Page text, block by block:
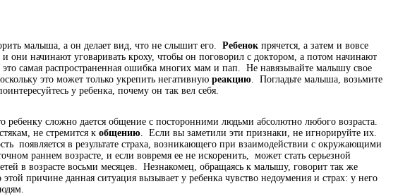
малыша, а он делает вид, что не слышит его. Ребенок прячется, а затем и вовсе
они начинают уговаривать кроху, чтобы он поговорил с доктором, а потом начинают
это самая распространенная ошибка многих мам и пап. Не навязывайте малышу свое
это может только укрепить негативную реакцию. Погладьте малыша, возьмите
у ребенка, почему он так вел себя.
ребенку сложно дается общение с посторонними людьми абсолютно любого возраста.
не стремится к общению. Если вы заметили эти признаки, не игнорируйте их.
появляется в результате страха, возникающего при взаимодействии с окружающими
раннем возрасте, и если вовремя ее не искоренить, может стать серьезной
в возрасте восьми месяцев. Незнакомец, обращаясь к малышу, говорит так же
причине данная ситуация вызывает у ребенка чувство недоумения и страх: у него